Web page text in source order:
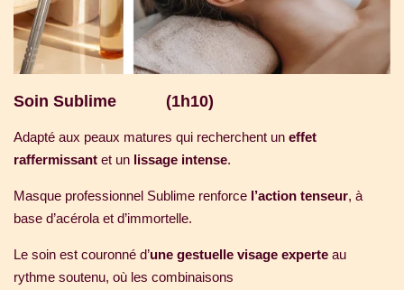
Soin Sublime (1h10)
Adapté aux peaux matures qui recherchent un effet
raffermissant et un lissage intense.
Masque professionnel Sublime renforce l’action tenseur, à
base d’acérola et d’immortelle.
Le soin est couronné d’une gestuelle visage experte au
rythme soutenu, où les combinaisons